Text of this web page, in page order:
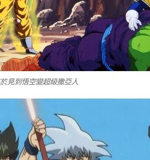
見到悟空變超級撒亞人